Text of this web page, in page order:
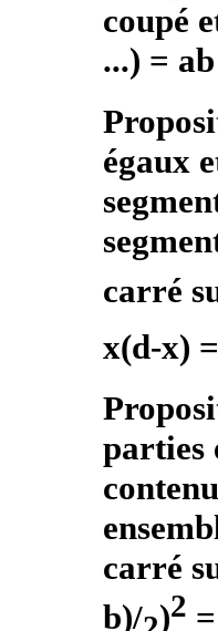
coupé
...) =
égaux
carré
x(d-x)
parties
carré
b)/ )2